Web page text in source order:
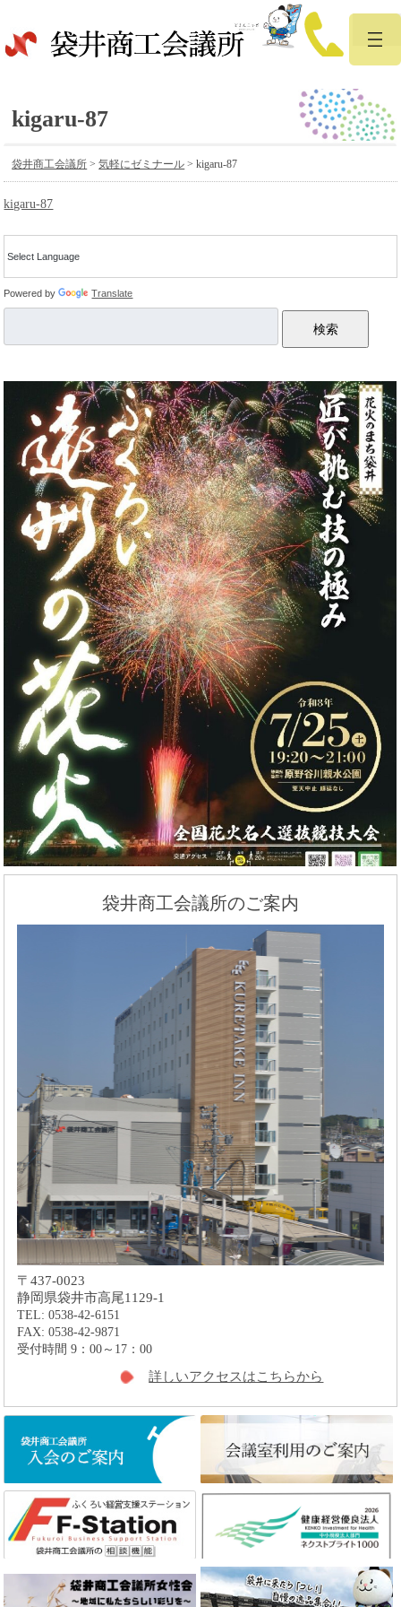
kigaru-87
袋井商工会議所 >気軽にゼミナール >kigaru-87
kigaru-87
Powered by Translate
検索
袋井商工会議所のご案内
〒437-0023
静岡県袋井市高尾1129-1
TEL: 0538-42-6151
FAX: 0538-42-9871
受付時間 9：00～17：00
詳しいアクセスはこちらから